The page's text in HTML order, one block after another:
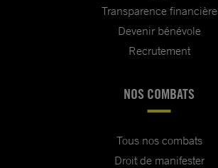
Transparence financière
Devenir bénévole
Recrutement
NOS COMBATS
Tous nos combats
Droit de manifester